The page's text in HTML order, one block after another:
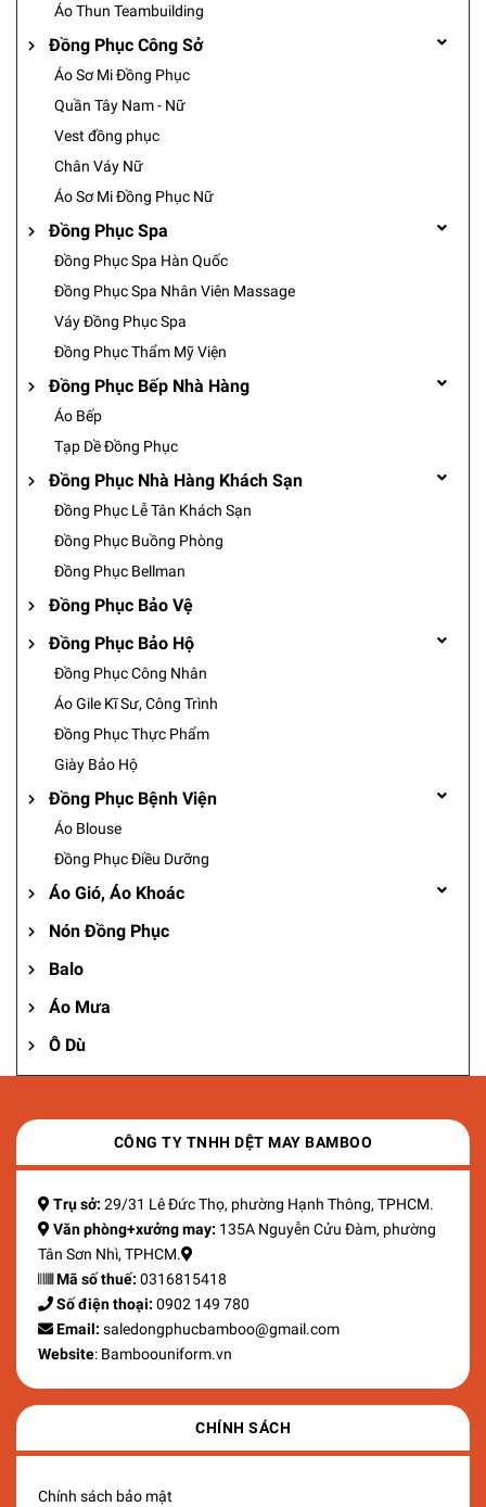
Áo Thun Teambuilding
Đồng Phục Công Sở
Áo Sơ Mi Đồng Phục
Quần Tây Nam - Nữ
Vest đồng phục
Chân Váy Nữ
Áo Sơ Mi Đồng Phục Nữ
Đồng Phục Spa
Đồng Phục Spa Hàn Quốc
Đồng Phục Spa Nhân Viên Massage
Váy Đồng Phục Spa
Đồng Phục Thẩm Mỹ Viện
Đồng Phục Bếp Nhà Hàng
Áo Bếp
Tạp Dề Đồng Phục
Đồng Phục Nhà Hàng Khách Sạn
Đồng Phục Lễ Tân Khách Sạn
Đồng Phục Buồng Phòng
Đồng Phục Bellman
Đồng Phục Bảo Vệ
Đồng Phục Bảo Hộ
Đồng Phục Công Nhân
Áo Gile Kĩ Sư, Công Trình
Đồng Phục Thực Phẩm
Giày Bảo Hộ
Đồng Phục Bệnh Viện
Áo Blouse
Đồng Phục Điều Dưỡng
Áo Gió, Áo Khoác
Nón Đồng Phục
Balo
Áo Mưa
Ô Dù
CÔNG TY TNHH DỆT MAY BAMBOO
Trụ sở: 29/31 Lê Đức Thọ, phường Hạnh Thông, TPHCM.
Văn phòng+xưởng may: 135A Nguyễn Cửu Đàm, phường
Tân Sơn Nhì, TPHCM.
Mã số thuế: 0316815418
Số điện thoại: 0902 149 780
Email: saledongphucbamboo@gmail.com
Website: Bamboouniform.vn
CHÍNH SÁCH
Chính sách bảo mật